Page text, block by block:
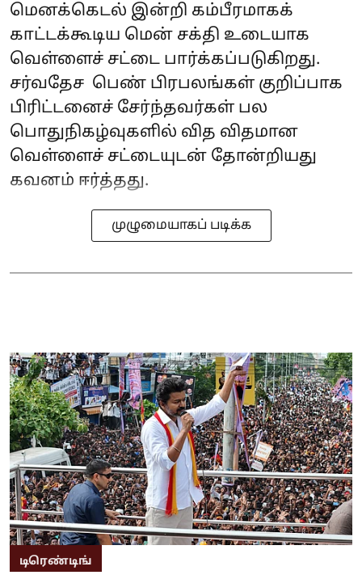
மெனக்கெடல் இன்றி கம்பீரமாகக்
காட்டக்கூடிய மென் சக்தி உடையாக
வெள்ளைச் சட்டை பார்க்கப்படுகிறது.
சர்வதேச பெண் பிரபலங்கள் குறிப்பாக
பிரிட்டனைச் சேர்ந்தவர்கள் பல
பொதுநிகழ்வுகளில் வித விதமான
வெள்ளைச் சட்டையுடன் தோன்றியது
கவனம் ஈர்த்தது.
முழுமையாகப் படிக்க
டிரெண்டிங்